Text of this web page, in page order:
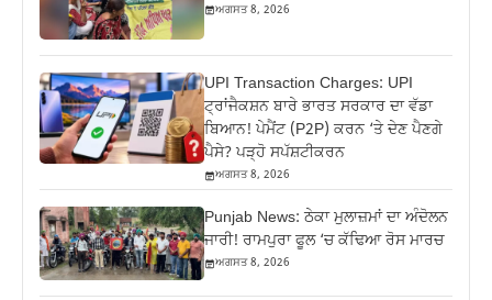
ਅਗਸਤ 8, 2026
UPI Transaction Charges: UPI
ਟ੍ਰਾਂਜੈਕਸ਼ਨ ਬਾਰੇ ਭਾਰਤ ਸਰਕਾਰ ਦਾ ਵੱਡਾ
ਬਿਆਨ! ਪੇਮੈਂਟ (P2P) ਕਰਨ ‘ਤੇ ਦੇਣ ਪੈਣਗੇ
ਪੈਸੇ? ਪੜ੍ਹੋ ਸਪੱਸ਼ਟੀਕਰਨ
ਅਗਸਤ 8, 2026
Punjab News: ਠੇਕਾ ਮੁਲਾਜ਼ਮਾਂ ਦਾ ਅੰਦੋਲਨ
ਜਾਰੀ! ਰਾਮਪੁਰਾ ਫੂਲ ‘ਚ ਕੱਢਿਆ ਰੋਸ ਮਾਰਚ
ਅਗਸਤ 8, 2026